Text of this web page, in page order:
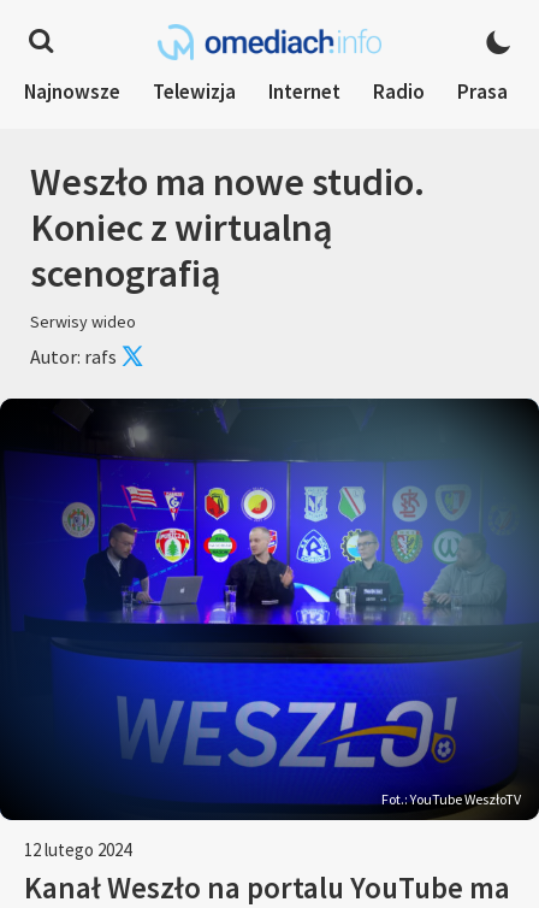
Najnowsze Telewizja Internet Radio Prasa
Weszło ma nowe studio.
Koniec z wirtualną
scenografią
Serwisy wideo
Autor: rafs
Fot.: YouTube WeszłoTV
12 lutego 2024
Kanał Weszło na portalu YouTube ma